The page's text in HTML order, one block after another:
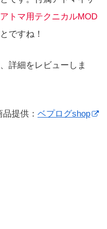
トマ用テクニカルMOD
ですね！
詳細をレビューしま
品提供： ベプログshop